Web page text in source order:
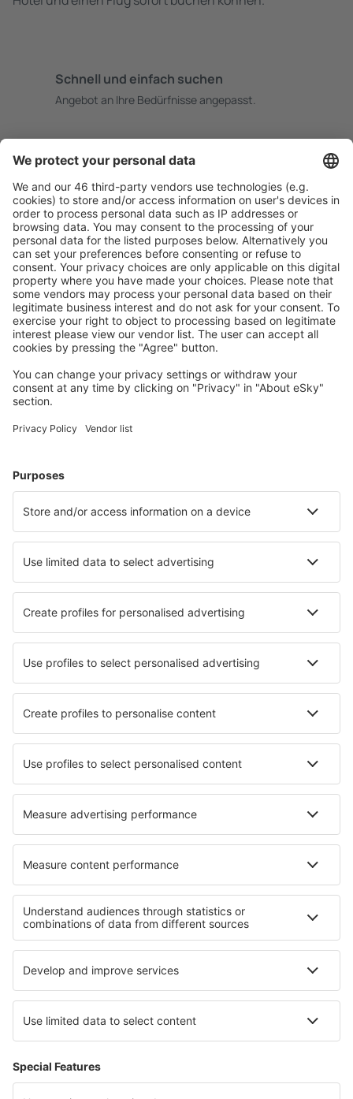
Schnell und einfach suchen
Angebot an Ihre Bedürfnisse angepasst.
Buchen ohne Sorgen mit einer kostenlosen
Stornierungsoption.
Mehr sparen
Attraktive Preise und Spezialangebote für eingeloggte
Benutzer.
Unterkünfte, die Sie mögen
Wählen Sie aus über 1,3 Millionen Unterkünften: Hotels,
Hütten, Apartments und andere.
Meist gesuchte Hotels von eSky-Nutzern
Hotels in Frankreich - Beliebte Städte
Hotels in Cannes Hotels in Frejus Hotels in Paris
Hotels in Carcassonne Hotels in Concarneau
Hotels in Sanary Sur Mer
Die besten Hotels - Städte
Hotels in San Giusto Canavese Hotels in Lansing
Hotels in L'Eliana Hotels in Montecarlo
Hotels in Florstadt Hotels in Antigua
Hotels in Taxiarchis (Naxos) Hotels in Nasiriyah
Die besten Hotels - Regionen
Hotels an dem Genfersee Hotels in Tignes
Hotels in Jura Hotels in Les Menuires
Hotels in La Plagne Hotels in Kreis Sandanski
Hotels in Sofia (province) Hotels in Kantabrien
Hotels in Brac Island Hotels in Nationalpark Pieninen